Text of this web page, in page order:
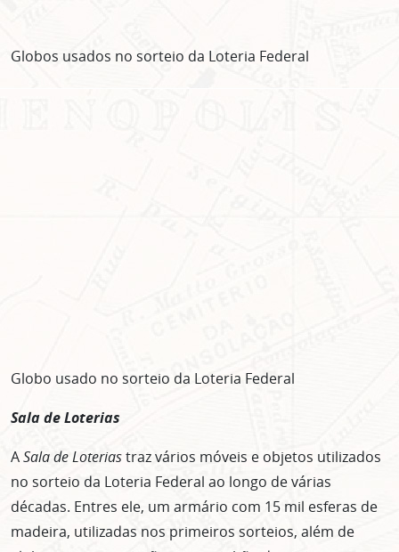
Globos usados no sorteio da Loteria Federal
Globo usado no sorteio da Loteria Federal
Sala de Loterias
ASala de Loteriastraz vários móveis e objetos utilizados
no sorteio da Loteria Federal ao longo de várias
décadas. Entres ele, um armário com 15 mil esferas de
madeira, utilizadas nos primeiros sorteios, além de
CLIQUE AQUI